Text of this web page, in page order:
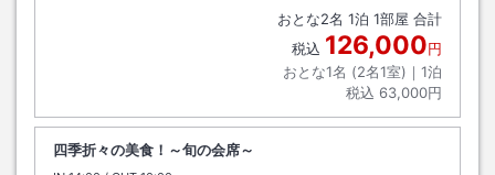
おとな2名 1泊 1部屋 合計
税込 126,000円
おとな1名 (2名1室)｜ 1泊
税込 63,000円
四季折々の美食！～旬の会席～